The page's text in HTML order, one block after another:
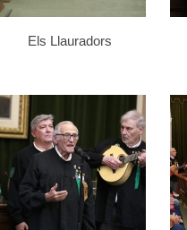
Els Llauradors